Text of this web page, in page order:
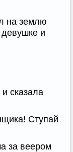
на землю
и
сказала
Ступай
за веером